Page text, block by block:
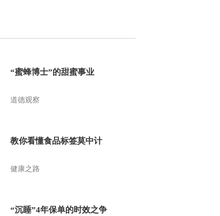
“蜜蜂博士”的甜蜜事业
道德观察
教你看懂食品标签莫中计
健康之路
“沉睡”4年保单的时效之争